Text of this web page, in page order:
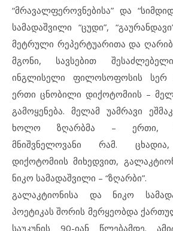
“მრავალფეროვნებისა” და
სამადაშვილი “ცუდი”,
მეტრული რეპერტუარითა და
მგონი, სავსებით
ინგლისელი ფილოსოფოსის სერ
ერთი ცნობილი დიქოტომიის –
გამოყენება. მელამ უამრავი
ხოლო ზღარბმა – ერთი,
მნიშვნელოვანი რამ.
დიქოტომიის მიხედვით,
ნიკო სამადაშვილი – “ზღარბი”.
გალაკტიონისა და ნიკო
პოეტიკას შორის მერყეობდა
საუკუნის 90-იან წლებამდე.